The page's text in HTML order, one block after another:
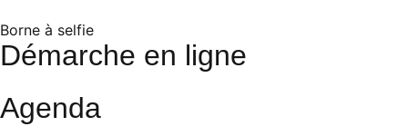
Borne à selfie
Démarche en ligne
Agenda